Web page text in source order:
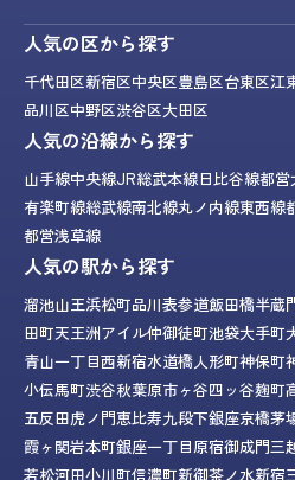
人気の区から探す
千代田区新宿区中央区豊島区台東区江
品川区中野区渋谷区大田区
人気の沿線から探す
山手線中央線JR総武本線日比谷線都営
有楽町線総武線南北線丸ノ内線東西線
都営浅草線
人気の駅から探す
溜池山王浜松町品川表参道飯田橋半蔵
田町天王洲アイル仲御徒町池袋大手町
青山一丁目西新宿水道橋人形町神保町
小伝馬町渋谷秋葉原市ヶ谷四ッ谷麹町
五反田虎ノ門恵比寿九段下銀座京橋茅
霞ヶ関岩本町銀座一丁目原宿御成門三
若松河田小川町信濃町新御茶ノ水新宿